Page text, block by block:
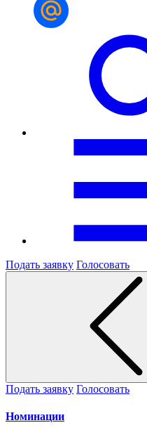
Подать заявку Голосовать
Подать заявку Голосовать
Номинации